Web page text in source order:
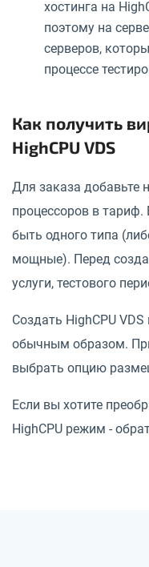
хостинга на
поэтому на
серверов,
процессе
Как получить
HighCPU VDS
Для заказа
процессоров в
быть одного типа
мощные). Перед
услуги, тестового
Создать HighCPU
обычным образом.
выбрать опцию
Если вы хотите
HighCPU режим -